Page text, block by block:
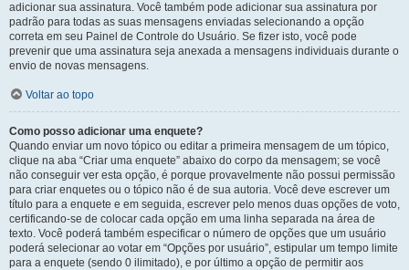
adicionar sua assinatura. Você também pode adicionar sua assinatura por
padrão para todas as suas mensagens enviadas selecionando a opção
correta em seu Painel de Controle do Usuário. Se fizer isto, você pode
prevenir que uma assinatura seja anexada a mensagens individuais durante o
envio de novas mensagens.
Voltar ao topo
Como posso adicionar uma enquete?
Quando enviar um novo tópico ou editar a primeira mensagem de um tópico,
clique na aba “Criar uma enquete” abaixo do corpo da mensagem; se você
não conseguir ver esta opção, é porque provavelmente não possui permissão
para criar enquetes ou o tópico não é de sua autoria. Você deve escrever um
título para a enquete e em seguida, escrever pelo menos duas opções de voto,
certificando-se de colocar cada opção em uma linha separada na área de
texto. Você poderá também especificar o número de opções que um usuário
poderá selecionar ao votar em “Opções por usuário”, estipular um tempo limite
para a enquete (sendo 0 ilimitado), e por último a opção de permitir aos